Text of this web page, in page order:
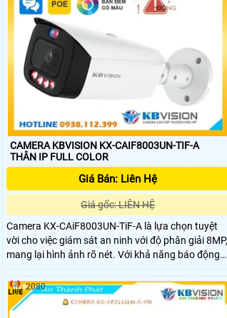
CAMERA KBVISION KX-CAIF8003UN-TIF-A
THÂN IP FULL COLOR
Giá Bán: Liên Hệ
Giá gốc: LIÊN HỆ
Camera KX-CAiF8003UN-TiF-A là lựa chọn tuyệt
vời cho việc giám sát an ninh với độ phân giải 8MP,
mang lại hình ảnh rõ nét. Với khả năng báo động
chủ động bằng đèn led xanh đỏ và còi hú 110dB,
camera đảm bảo phát hiện và cảnh báo khi có
xâm nhập
2080